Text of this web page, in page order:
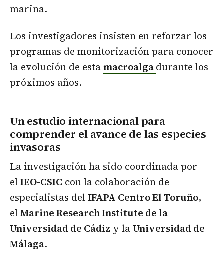
marina.
Los investigadores insisten en reforzar los
programas de monitorización para conocer
la evolución de estamacroalgadurante los
próximos años.
Un estudio internacional para
comprender el avance de las especies
invasoras
La investigación ha sido coordinada por
elIEO-CSIC con la colaboración de
especialistas delIFAPA Centro El Toruño,
elMarine Research Institute de la
Universidad de Cádiz y laUniversidad de
Málaga.